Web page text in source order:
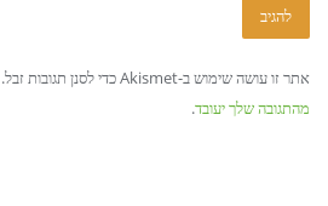
אתר זו עושה שימוש ב-Akismet כדי לסנן תגובות זבל.
מהתגובה שלך יעובד.